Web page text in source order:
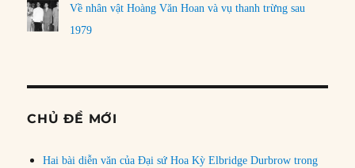
Về nhân vật Hoàng Văn Hoan và vụ thanh trừng sau
1979
CHỦ ĐỀ MỚI
Hai bài diễn văn của Đại sứ Hoa Kỳ Elbridge Durbrow trong